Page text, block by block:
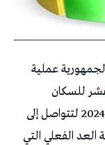
عملية
عشر للسكان
والسكنى التي كانت انطلقت خلال شهر ماي 2024 لتتواصل إلى
العد الفعلي التي